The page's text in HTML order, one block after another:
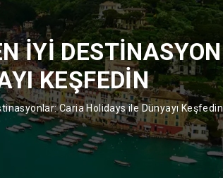
İYI
KEŞFEDIN
Caria Holidays ile Dünyayı Keşfedin